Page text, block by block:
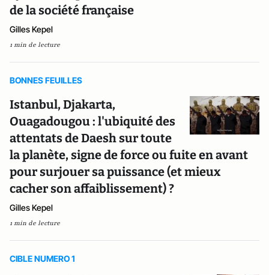
de la société française
Gilles Kepel
1 min de lecture
BONNES FEUILLES
Istanbul, Djakarta,
Ouagadougou : l'ubiquité des
attentats de Daesh sur toute
la planète, signe de force ou fuite en avant
pour surjouer sa puissance (et mieux
cacher son affaiblissement) ?
Gilles Kepel
1 min de lecture
CIBLE NUMERO 1